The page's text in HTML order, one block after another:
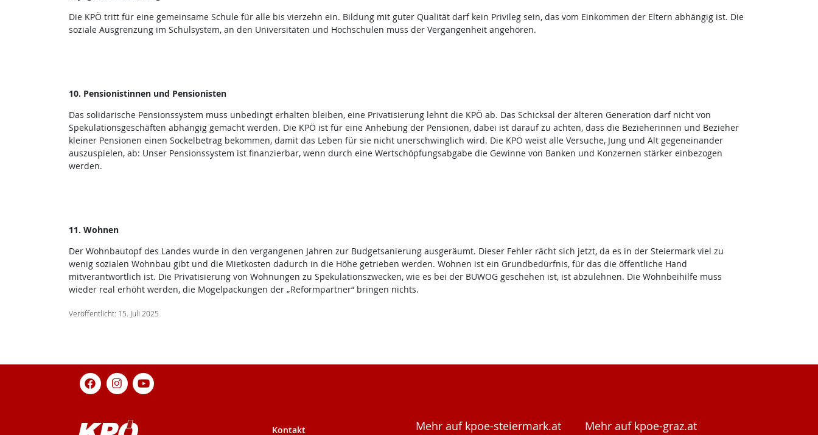
Die KPÖ tritt für eine gemeinsame Schule für alle bis vierzehn ein. Bildung mit guter Qualität darf kein Privileg sein, das vom Einkommen der Eltern abhängig ist. Die
soziale Ausgrenzung im Schulsystem, an den Universitäten und Hochschulen muss der Vergangenheit angehören.
10. Pensionistinnen und Pensionisten
Das solidarische Pensionssystem muss unbedingt erhalten bleiben, eine Privatisierung lehnt die KPÖ ab. Das Schicksal der älteren Generation darf nicht von
Spekulationsgeschäften abhängig gemacht werden. Die KPÖ ist für eine Anhebung der Pensionen, dabei ist darauf zu achten, dass die Bezieherinnen und Bezieher
kleiner Pensionen einen Sockelbetrag bekommen, damit das Leben für sie nicht unerschwinglich wird. Die KPÖ weist alle Versuche, Jung und Alt gegeneinander
auszuspielen, ab: Unser Pensionssystem ist finanzierbar, wenn durch eine Wertschöpfungsabgabe die Gewinne von Banken und Konzernen stärker einbezogen
werden.
11. Wohnen
Der Wohnbautopf des Landes wurde in den vergangenen Jahren zur Budgetsanierung ausgeräumt. Dieser Fehler rächt sich jetzt, da es in der Steiermark viel zu
wenig sozialen Wohnbau gibt und die Mietkosten dadurch in die Höhe getrieben werden. Wohnen ist ein Grundbedürfnis, für das die öffentliche Hand
mitverantwortlich ist. Die Privatisierung von Wohnungen zu Spekulationszwecken, wie es bei der BUWOG geschehen ist, ist abzulehnen. Die Wohnbeihilfe muss
wieder real erhöht werden, die Mogelpackungen der „Reformpartner“ bringen nichts.
Veröffentlicht: 15. Juli 2025
Kontakt Mehr auf kpoe-steiermark.at Mehr auf kpoe-graz.at